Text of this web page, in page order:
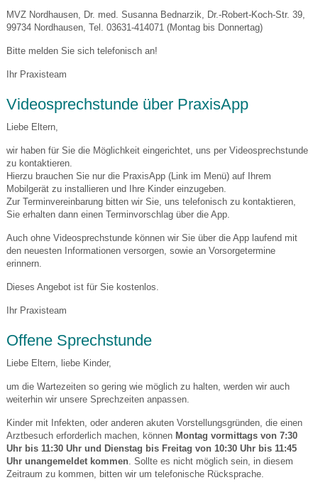
MVZ Nordhausen, Dr. med. Susanna Bednarzik, Dr.-Robert-Koch-Str. 39,
99734 Nordhausen, Tel. 03631-414071 (Montag bis Donnertag)
Bitte melden Sie sich telefonisch an!
Ihr Praxisteam
Videosprechstunde über PraxisApp
Liebe Eltern,
wir haben für Sie die Möglichkeit eingerichtet, uns per Videosprechstunde
zu kontaktieren.
Hierzu brauchen Sie nur die PraxisApp (Link im Menü) auf Ihrem
Mobilgerät zu installieren und Ihre Kinder einzugeben.
Zur Terminvereinbarung bitten wir Sie, uns telefonisch zu kontaktieren,
Sie erhalten dann einen Terminvorschlag über die App.
Auch ohne Videosprechstunde können wir Sie über die App laufend mit
den neuesten Informationen versorgen, sowie an Vorsorgetermine
erinnern.
Dieses Angebot ist für Sie kostenlos.
Ihr Praxisteam
Offene Sprechstunde
Liebe Eltern, liebe Kinder,
um die Wartezeiten so gering wie möglich zu halten, werden wir auch
weiterhin wir unsere Sprechzeiten anpassen.
Kinder mit Infekten, oder anderen akuten Vorstellungsgründen, die einen
Arztbesuch erforderlich machen, können Montag vormittags von 7:30
Uhr bis 11:30 Uhr und Dienstag bis Freitag von 10:30 Uhr bis 11:45
Uhr unangemeldet kommen. Sollte es nicht möglich sein, in diesem
Zeitraum zu kommen, bitten wir um telefonische Rücksprache.